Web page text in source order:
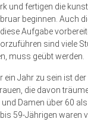
und fertigen die
beginnen. Auch
Aufgabe
sind viele
muss geübt werden.
Jahr zu sein ist
die davon
Damen über 60
59-Jährigen waren